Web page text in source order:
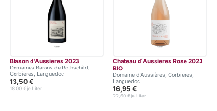
Blason d'Aussieres 2023
Domaines Barons de Rothschild,
Corbieres, Languedoc
13,50 €
je Liter
18,00 €
Chateau d´Aussieres Rose 2023
BIO
Domaine d‘Aussières, Corbieres,
Languedoc
16,95 €
je Liter
22,60 €